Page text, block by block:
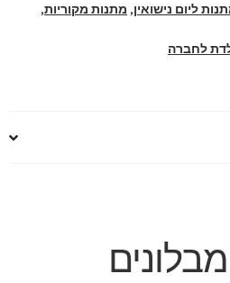
ליום נישואין, מתנות מקוריות,
לחברה